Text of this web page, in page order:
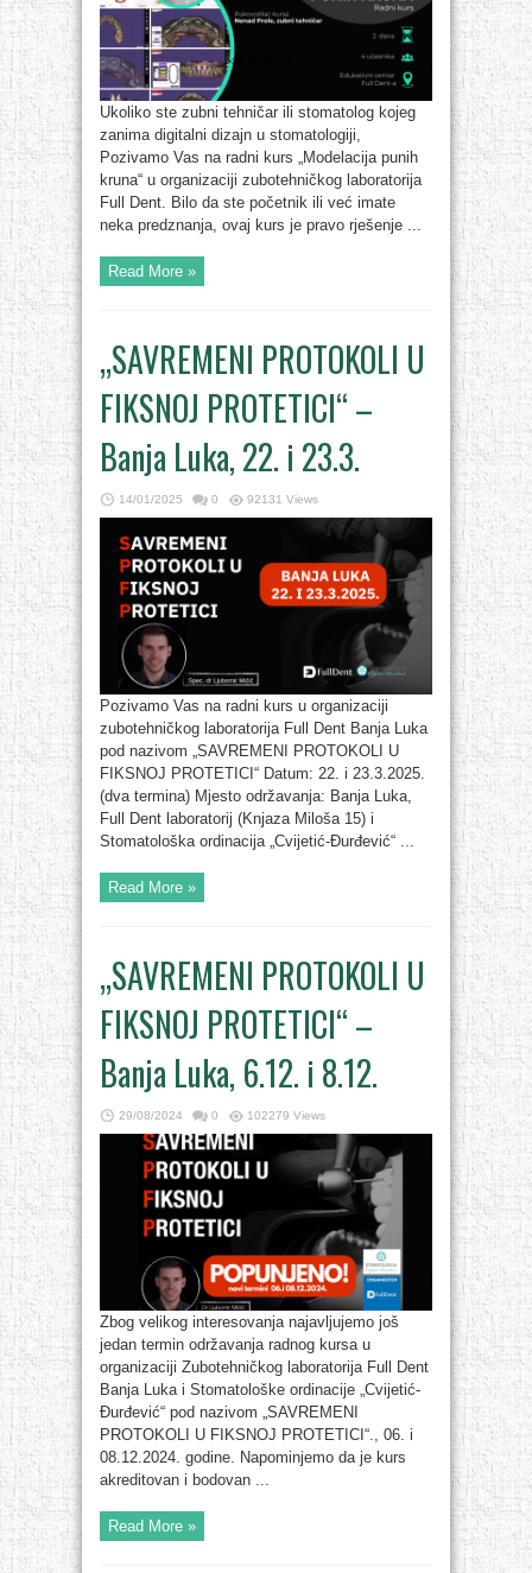
Ukoliko ste zubni tehničar ili stomatolog kojeg
zanima digitalni dizajn u stomatologiji,
Pozivamo Vas na radni kurs „Modelacija punih
kruna“ u organizaciji zubotehničkog laboratorija
Full Dent. Bilo da ste početnik ili već imate
neka predznanja, ovaj kurs je pravo rješenje ...
Read More »
„SAVREMENI PROTOKOLI U
FIKSNOJ PROTETICI“ –
Banja Luka, 22. i 23.3.
14/01/2025 0 92131 Views
Pozivamo Vas na radni kurs u organizaciji
zubotehničkog laboratorija Full Dent Banja Luka
pod nazivom „SAVREMENI PROTOKOLI U
FIKSNOJ PROTETICI“ Datum: 22. i 23.3.2025.
(dva termina) Mjesto održavanja: Banja Luka,
Full Dent laboratorij (Knjaza Miloša 15) i
Stomatološka ordinacija „Cvijetić-Đurđević“ ...
Read More »
„SAVREMENI PROTOKOLI U
FIKSNOJ PROTETICI“ –
Banja Luka, 6.12. i 8.12.
29/08/2024 0 102279 Views
Zbog velikog interesovanja najavljujemo još
jedan termin održavanja radnog kursa u
organizaciji Zubotehničkog laboratorija Full Dent
Banja Luka i Stomatološke ordinacije „Cvijetić-
Đurđević“ pod nazivom „SAVREMENI
PROTOKOLI U FIKSNOJ PROTETICI“., 06. i
08.12.2024. godine. Napominjemo da je kurs
akreditovan i bodovan ...
Read More »